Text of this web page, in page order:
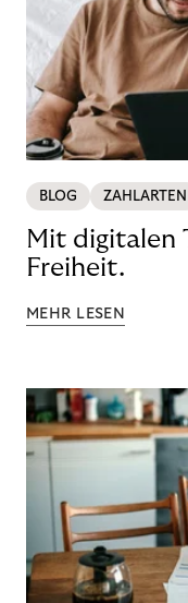
BLOG ZAHLARTEN
Mit digitalen
Freiheit.
MEHR LESEN